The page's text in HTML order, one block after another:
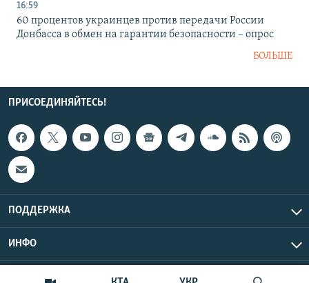
16:59
60 процентов украинцев против передачи России
Донбасса в обмен на гарантии безопасности – опрос
БОЛЬШЕ
ПРИСОЕДИНЯЙТЕСЬ!
ПОДДЕРЖКА
ИНФО
Copyright Крым.Реалии, 2026 | Все права защищены.
UTC+3